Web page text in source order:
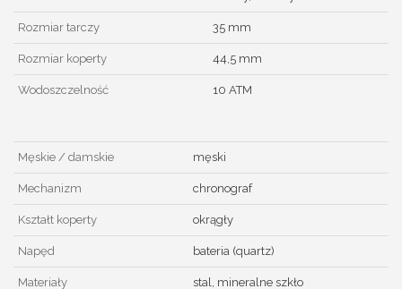
Rozmiar tarczy 35 mm
Rozmiar koperty 44,5 mm
Wodoszczelność 10 ATM
Męskie / damskie męski
Mechanizm chronograf
Kształt koperty okrągły
Napęd bateria (quartz)
Materiały stal, mineralne szkło